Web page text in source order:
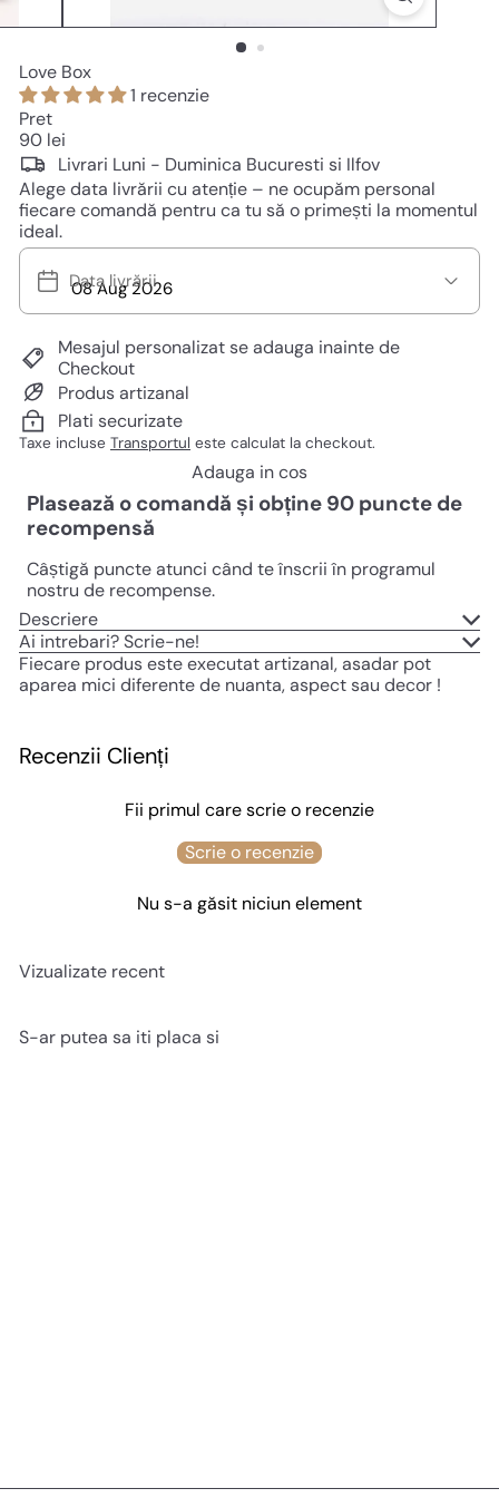
Love Box
1 recenzie
Pret
Pret
normal
90 lei
Livrari Luni - Duminica Bucuresti si Ilfov
Alege data livrării cu atenție – ne ocupăm personal
fiecare comandă pentru ca tu să o primești la momentul
ideal.
Data livrării
Mesajul personalizat se adauga inainte de
Checkout
Produs artizanal
Plati securizate
Taxe incluse Transportul este calculat la checkout.
Adauga in cos
Plasează o comandă și obține 90 puncte de
recompensă
Câștigă puncte atunci când te înscrii în programul
nostru de recompense.
Descriere
Ai intrebari? Scrie-ne!
Fiecare produs este executat artizanal, asadar pot
aparea mici diferente de nuanta, aspect sau decor !
Recenzii Clienți
Fii primul care scrie o recenzie
Scrie o recenzie
Nu s-a găsit niciun element
Vizualizate recent
S-ar putea sa iti placa si